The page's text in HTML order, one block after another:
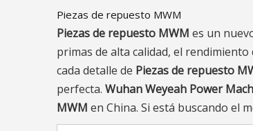
Piezas de repuesto MWM
Piezas de repuesto MWM es un
primas de alta calidad, el rendimiento
cada detalle de Piezas de repuesto
perfecta. Wuhan Weyeah Power
MWM en China. Si está buscando el